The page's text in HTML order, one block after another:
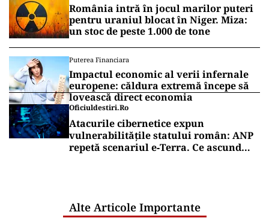
România intră în jocul marilor puteri
pentru uraniul blocat în Niger. Miza:
un stoc de peste 1.000 de tone
Puterea Financiara
Impactul economic al verii infernale
europene: căldura extremă începe să
lovească direct economia
Oficiuldestiri.ro
Atacurile cibernetice expun
vulnerabilitățile statului român: ANP
repetă scenariul e‑Terra. Ce ascund
Alte Articole Importante